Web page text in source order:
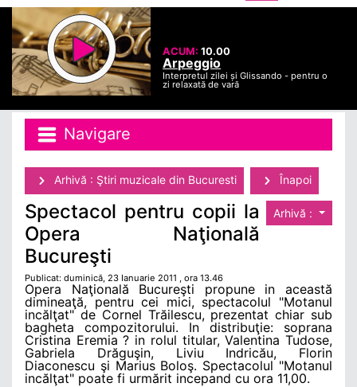
ACUM:10.00
Arpeggio
Interpretul zilei și Glissando - pentru o
zi relaxată de vară
Navigare
Arhivă : Ştiri muzicale din Bucuresti Înapoi
Arhivă :
Spectacol pentru copii la
Opera Naţională
Bucureşti
Publicat: duminică, 23 Ianuarie 2011 , ora 13.46
Opera Naţională Bucureşti propune in această
dimineaţă, pentru cei mici, spectacolul "Motanul
incălţat" de Cornel Trăilescu, prezentat chiar sub
bagheta compozitorului. In distribuţie: soprana
Cristina Eremia ? in rolul titular, Valentina Tudose,
Gabriela Drăguşin, Liviu Indricău, Florin
Diaconescu şi Marius Boloş. Spectacolul "Motanul
incălţat" poate fi urmărit incepand cu ora 11,00.